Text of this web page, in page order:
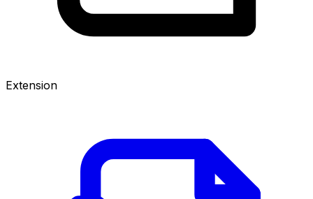
Extension